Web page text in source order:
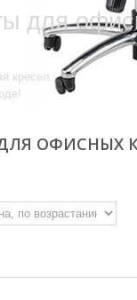
для
кресел.
ОФИСНЫХ